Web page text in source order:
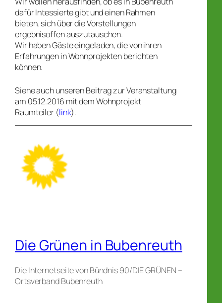
dafür Intessierte gibt und einen Rahmen
bieten, sich über die Vorstellungen
ergebnisoffen auszutauschen.
Wir haben Gäste eingeladen, die von ihren
Erfahrungen in Wohnprojekten berichten
können.
Siehe auch unseren Beitrag zur Veranstaltung
am 05.12.2016 mit dem Wohnprojekt
Raumteiler (link).
Die Grünen in Bubenreuth
Die Internetseite von Bündnis 90/DIE GRÜNEN –
Ortsverband Bubenreuth